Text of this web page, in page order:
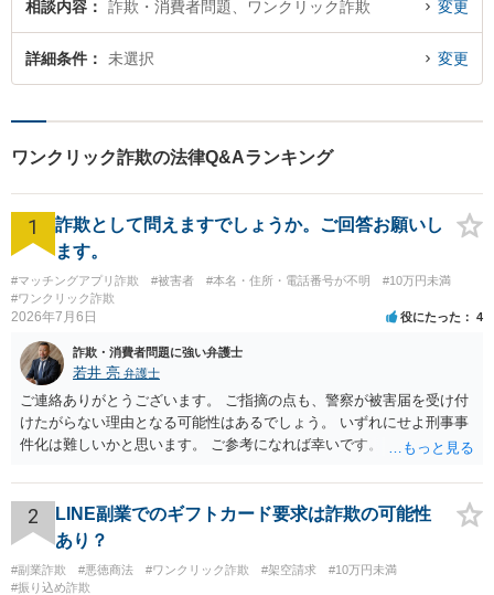
相談内容 詐欺・消費者問題、ワンクリック詐欺 変更
詳細条件 未選択 変更
ワンクリック詐欺の法律Q&Aランキング
1
詐欺として問えますでしょうか。ご回答お願いし
ます。
#マッチングアプリ詐欺 #被害者 #本名・住所・電話番号が不明
#10万円未満
#ワンクリック詐欺
2026年7月6日 役にたった 4
詐欺・消費者問題に強い弁護士
若井 亮 弁護士
ご連絡ありがとうございます。 ご指摘の点も、警察が被害届を受け付
けたがらない理由となる可能性はあるでしょう。 いずれにせよ刑事事
件化は難しいかと思います。 ご参考になれば幸いです。
2
LINE副業でのギフトカード要求は詐欺の可能性
あり？
#副業詐欺 #悪徳商法 #ワンクリック詐欺 #架空請求
#10万円未満
#振り込め詐欺